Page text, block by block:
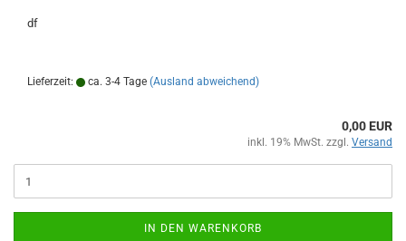
df
Lieferzeit: ca. 3-4 Tage (Ausland abweichend)
0,00 EUR
inkl. 19% MwSt. zzgl. Versand
IN DEN WARENKORB